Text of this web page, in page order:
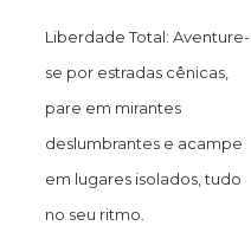
Liberdade Total: Aventure-
se por estradas cênicas,
pare em mirantes
deslumbrantes e acampe
em lugares isolados, tudo
no seu ritmo.